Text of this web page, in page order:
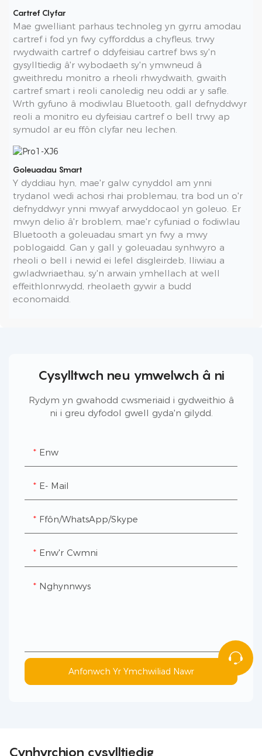
Cartref Clyfar
Mae gwelliant parhaus technoleg yn gyrru amodau
cartref i fod yn fwy cyfforddus a chyfleus, trwy
rwydwaith cartref o ddyfeisiau cartref bws sy'n
gysylltiedig â'r wybodaeth sy'n ymwneud â
gweithredu monitro a rheoli rhwydwaith, gwaith
cartref smart i reoli canoledig neu oddi ar y safle.
Wrth gyfuno â modiwlau Bluetooth, gall defnyddwyr
reoli a monitro eu dyfeisiau cartref o bell trwy ap
symudol ar eu ffôn clyfar neu lechen.
Goleuadau Smart
Y dyddiau hyn, mae'r galw cynyddol am ynni
trydanol wedi achosi rhai problemau, tra bod un o'r
defnyddwyr ynni mwyaf arwyddocaol yn goleuo. Er
mwyn delio â'r broblem, mae'r cyfuniad o fodiwlau
Bluetooth a goleuadau smart yn fwy a mwy
poblogaidd. Gan y gall y goleuadau synhwyro a
rheoli o bell i newid ei lefel disgleirdeb, lliwiau a
gwladwriaethau, sy'n arwain ymhellach at well
effeithlonrwydd, rheolaeth gywir a budd
economaidd.
Cysylltwch neu ymwelwch â ni
Rydym yn gwahodd cwsmeriaid i gydweithio â
ni i greu dyfodol gwell gyda'n gilydd.
Enw
E- Mail
Ffôn/WhatsApp/Skype
Enw'r Cwmni
Nghynnwys
Anfonwch Yr Ymchwiliad Nawr
Cynhyrchion cysylltiedig